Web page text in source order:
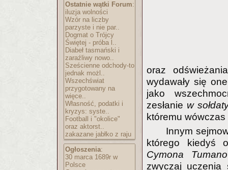
Ostatnie wątki Forum:
iluzja wolności
Wzór na liczby
parzyste i nie par..
Dogmat o Trójcy
Świętej - próba l..
Diabeł tasmański i
zaraźliwy nowo..
Sześcienne odchody-to
jednak możl..
Wszechświat
przygotowany na
więce..
Własność, podatki i
kryzys: syste..
Football i "okolice"
oraz aktorst..
zakazane jabłko z raju
Ogłoszenia:
30 marca 1689r w
Polsce
oraz
wydawały się
jako
zesłanie w
któremu wówczas
Innym
którego kiedyś
Cymona
zwyczaj uczenia